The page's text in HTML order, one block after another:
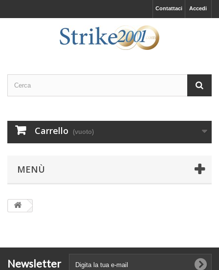
Accedi
Contattaci
Carrello (vuoto)
MENÙ
Newsletter